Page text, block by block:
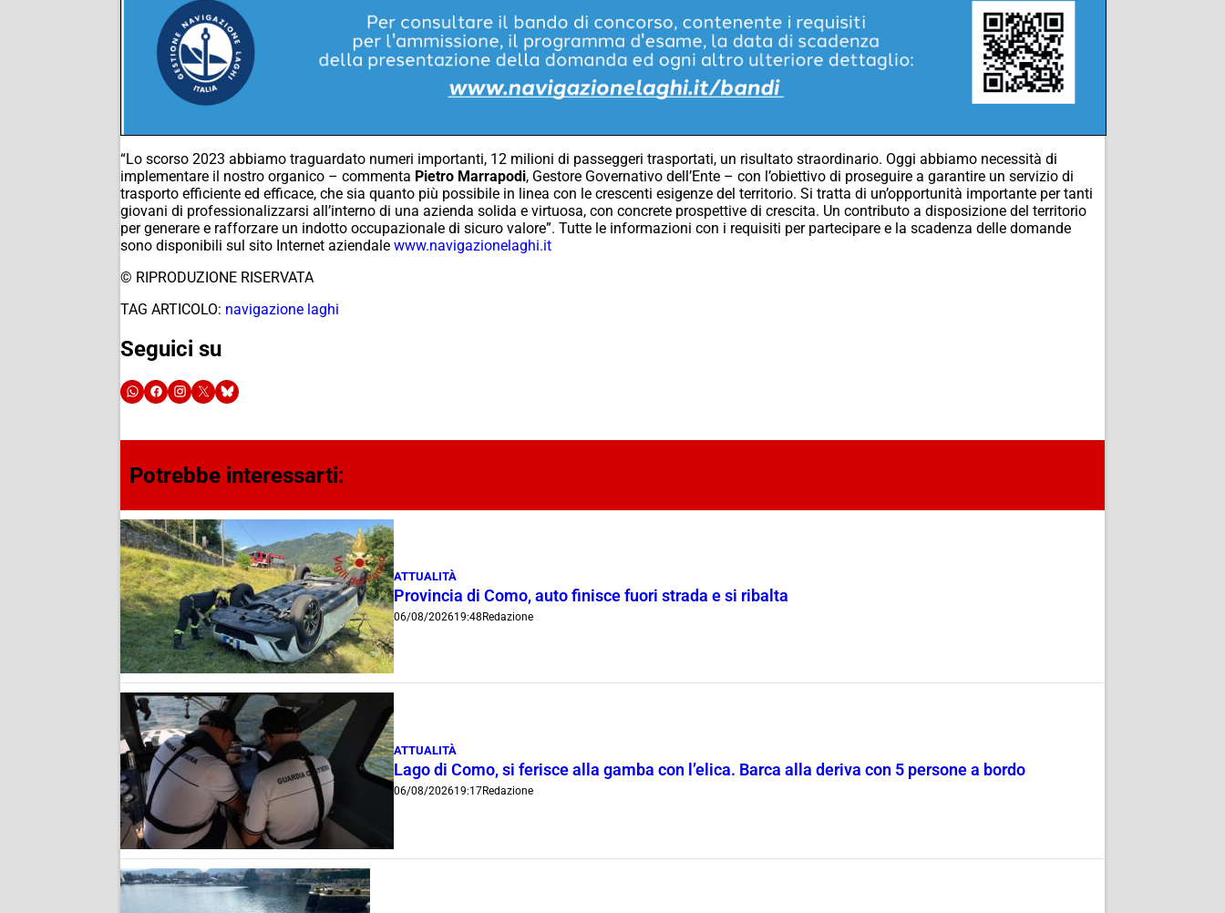
“Lo scorso 2023 abbiamo traguardato numeri importanti, 12 milioni di passeggeri trasportati, un risultato straordinario. Oggi abbiamo necessità di
implementare il nostro organico – commenta Pietro Marrapodi, Gestore Governativo dell’Ente – con l’obiettivo di proseguire a garantire un servizio di
trasporto efficiente ed efficace, che sia quanto più possibile in linea con le crescenti esigenze del territorio. Si tratta di un’opportunità importante per tanti
giovani di professionalizzarsi all’interno di una azienda solida e virtuosa, con concrete prospettive di crescita. Un contributo a disposizione del territorio
per generare e rafforzare un indotto occupazionale di sicuro valore”. Tutte le informazioni con i requisiti per partecipare e la scadenza delle domande
sono disponibili sul sito Internet aziendale www.navigazionelaghi.it
© RIPRODUZIONE RISERVATA
TAG ARTICOLO: navigazione laghi
Seguici su
Potrebbe interessarti:
ATTUALITÀ
Provincia di Como, auto finisce fuori strada e si ribalta
06/08/202619:48 Redazione
ATTUALITÀ
Lago di Como, si ferisce alla gamba con l’elica. Barca alla deriva con 5 persone a bordo
06/08/202619:17Redazione